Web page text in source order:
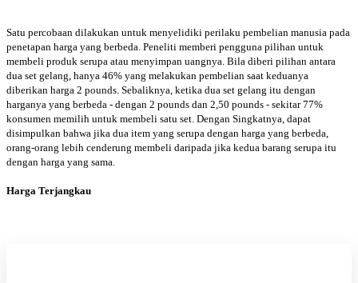
Satu percobaan dilakukan untuk menyelidiki perilaku pembelian manusia pada
penetapan harga yang berbeda. Peneliti memberi pengguna pilihan untuk
membeli produk serupa atau menyimpan uangnya. Bila diberi pilihan antara
dua set gelang, hanya 46% yang melakukan pembelian saat keduanya
diberikan harga 2 pounds. Sebaliknya, ketika dua set gelang itu dengan
harganya yang berbeda - dengan 2 pounds dan 2,50 pounds - sekitar 77%
konsumen memilih untuk membeli satu set. Dengan Singkatnya, dapat
disimpulkan bahwa jika dua item yang serupa dengan harga yang berbeda,
orang-orang lebih cenderung membeli daripada jika kedua barang serupa itu
dengan harga yang sama.
Harga Terjangkau